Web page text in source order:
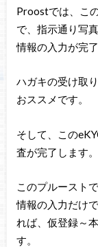
Proostでは、こ
で、指示通り写
情報の入力が完了
ハガキの受け取
おススメです。
そして、この
査が完了します。
このプルースト
情報の入力だけ
れば、仮登録～
す。